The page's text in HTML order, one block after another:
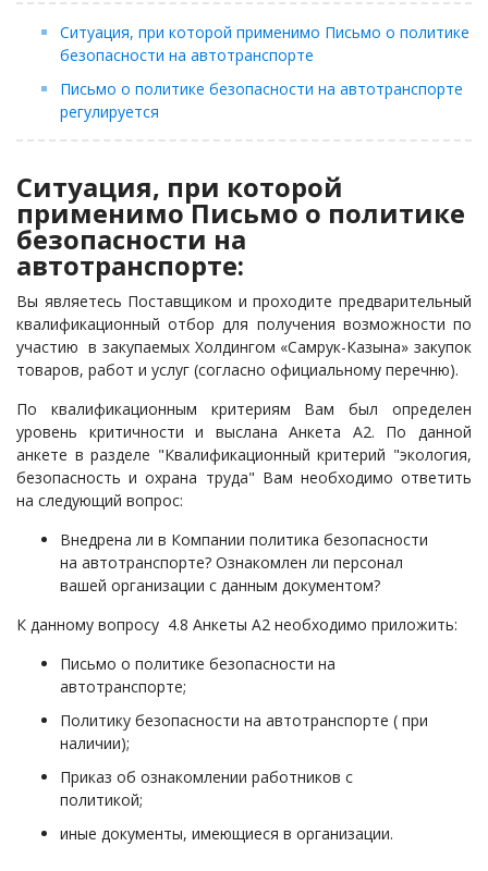
Ситуация, при которой применимо Письмо о политике
безопасности на автотранспорте
Письмо о политике безопасности на автотранспорте
регулируется
Ситуация, при которой
применимо Письмо о политике
безопасности на
автотранспорте:
Вы являетесь Поставщиком и проходите предварительный
квалификационный отбор для получения возможности по
участию в закупаемых Холдингом «Самрук-Казына» закупок
товаров, работ и услуг (согласно официальному перечню).
По квалификационным критериям Вам был определен
уровень критичности и выслана Анкета А2. По данной
анкете в разделе "Квалификационный критерий "экология,
безопасность и охрана труда" Вам необходимо ответить
на следующий вопрос: ​​​​​​​
Внедрена ли в Компании политика безопасности
на автотранспорте? Ознакомлен ли персонал
вашей организации с данным документом?
К данному вопросу 4.8 Анкеты А2 необходимо приложить:
Письмо о политике безопасности на
автотранспорте;
Политику безопасности на автотранспорте ( при
наличии);
Приказ об ознакомлении работников с
политикой;
иные документы, имеющиеся в организации.